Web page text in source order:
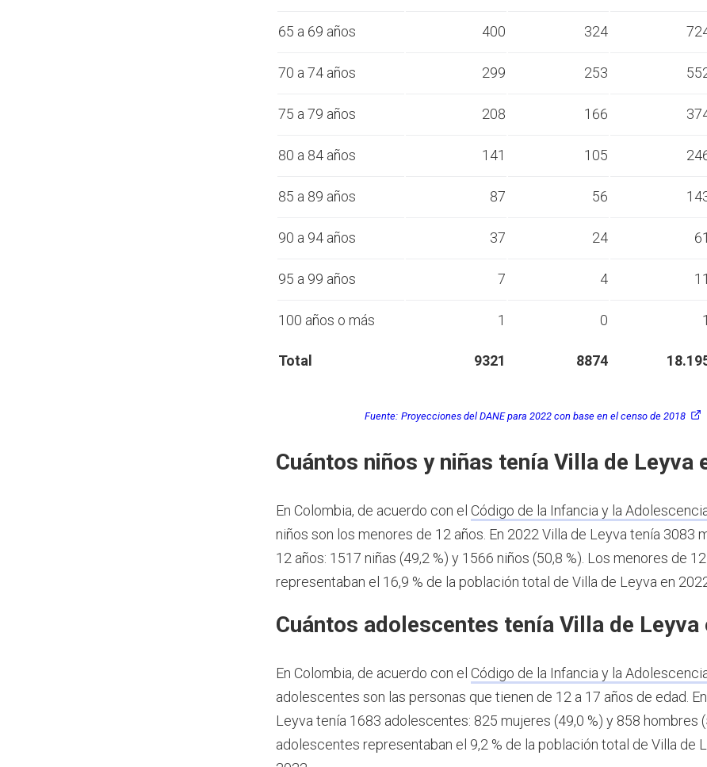
65 a 69 años 400 324
70 a 74 años 299 253
75 a 79 años 208 166
80 a 84 años 141 105
85 a 89 años 87 56
90 a 94 años 37 24 61
95 a 99 años 7 4 11
100 años o más 1 0 1
Total 9321 8874
Fuente: Proyecciones del DANE para 2022 con base en el censo de 2018
Cuántos niños y niñas tenía Villa de Leyva
En Colombia, de acuerdo con el Código de la Infancia y la
niños son los menores de 12 años. En 2022 Villa de Leyva tenía 3083
12 años: 1517 niñas (49,2 %) y 1566 niños (50,8 %). Los menores de
representaban el 16,9 % de la población total de Villa de Leyva en
Cuántos adolescentes tenía Villa de Leyva
En Colombia, de acuerdo con el Código de la Infancia y la
adolescentes son las personas que tienen de 12 a 17 años de edad.
Leyva tenía 1683 adolescentes: 825 mujeres (49,0 %) y 858 hombres
adolescentes representaban el 9,2 % de la población total de Villa de